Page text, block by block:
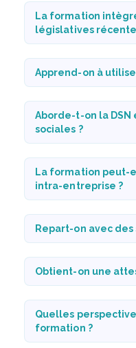
La formation
législatives
Apprend-on à
Aborde-t-on la
sociales ?
La formation peut-
intra-entreprise ?
Repart-on avec
Obtient-on une
Quelles
formation ?